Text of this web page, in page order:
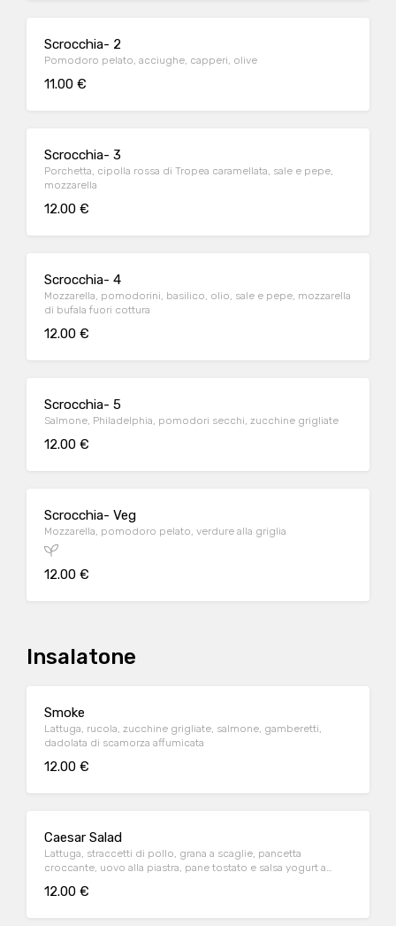
Scrocchia- 2
Pomodoro pelato, acciughe, capperi, olive
11.00 €
Scrocchia- 3
Porchetta, cipolla rossa di Tropea caramellata, sale e pepe,
mozzarella
12.00 €
Scrocchia- 4
Mozzarella, pomodorini, basilico, olio, sale e pepe, mozzarella
di bufala fuori cottura
12.00 €
Scrocchia- 5
Salmone, Philadelphia, pomodori secchi, zucchine grigliate
12.00 €
Scrocchia- Veg
Mozzarella, pomodoro pelato, verdure alla griglia
12.00 €
Insalatone
Smoke
Lattuga, rucola, zucchine grigliate, salmone, gamberetti,
dadolata di scamorza affumicata
12.00 €
Caesar Salad
Lattuga, straccetti di pollo, grana a scaglie, pancetta
croccante, uovo alla piastra, pane tostato e salsa yogurt a
12.00 €